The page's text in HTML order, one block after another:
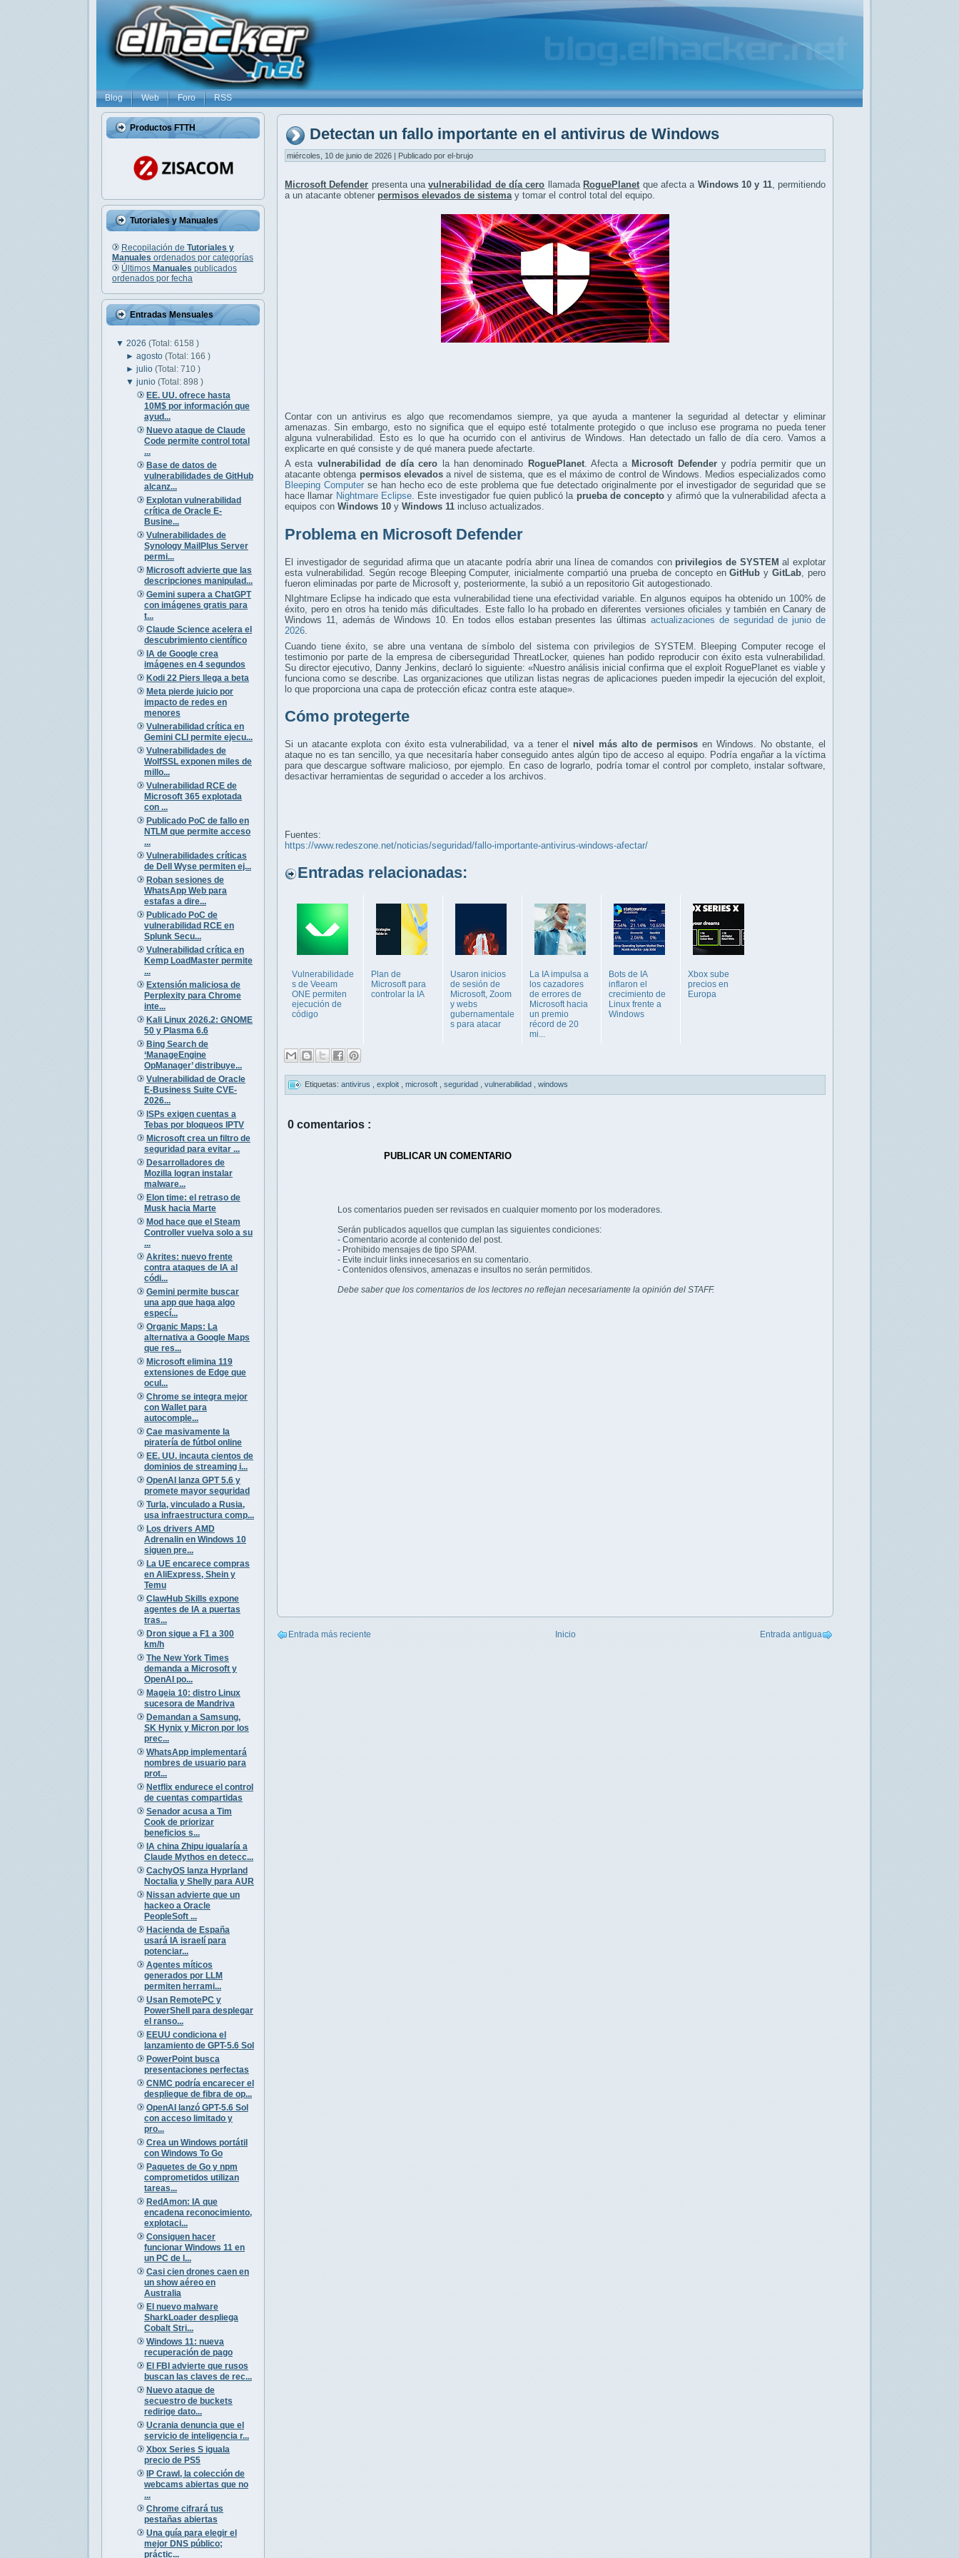
Blog Web Foro RSS
Productos FTTH
Tutoriales y Manuales
Recopilación de Tutoriales y
Manuales ordenados por categorías
Últimos Manuales publicados
ordenados por fecha
Entradas Mensuales
▼ 2026 (Total: 6158 )
►agosto(Total: 166 )
►julio(Total: 710 )
▼junio(Total: 898 )
EE. UU. ofrece hasta
10M$ por información que
ayud...
Nuevo ataque de Claude
Code permite control total
...
Base de datos de
vulnerabilidades de GitHub
alcanz...
Explotan vulnerabilidad
crítica de Oracle E-
Busine...
Vulnerabilidades de
Synology MailPlus Server
permi...
Microsoft advierte que las
descripciones manipulad...
Gemini supera a ChatGPT
con imágenes gratis para
t...
Claude Science acelera el
descubrimiento científico
IA de Google crea
imágenes en 4 segundos
Kodi 22 Piers llega a beta
Meta pierde juicio por
impacto de redes en
menores
Vulnerabilidad crítica en
Gemini CLI permite ejecu...
Vulnerabilidades de
WolfSSL exponen miles de
millo...
Vulnerabilidad RCE de
Microsoft 365 explotada
con ...
Publicado PoC de fallo en
NTLM que permite acceso
...
Vulnerabilidades críticas
de Dell Wyse permiten ej...
Roban sesiones de
WhatsApp Web para
estafas a dire...
Publicado PoC de
vulnerabilidad RCE en
Splunk Secu...
Vulnerabilidad crítica en
Kemp LoadMaster permite
...
Extensión maliciosa de
Perplexity para Chrome
inte...
Kali Linux 2026.2: GNOME
50 y Plasma 6.6
Bing Search de
‘ManageEngine
OpManager’ distribuye...
Vulnerabilidad de Oracle
E-Business Suite CVE-
2026...
ISPs exigen cuentas a
Tebas por bloqueos IPTV
Microsoft crea un filtro de
seguridad para evitar ...
Desarrolladores de
Mozilla logran instalar
malware...
Elon time: el retraso de
Musk hacia Marte
Mod hace que el Steam
Controller vuelva solo a su
...
Akrites: nuevo frente
contra ataques de IA al
códi...
Gemini permite buscar
una app que haga algo
especí...
Organic Maps: La
alternativa a Google Maps
que res...
Microsoft elimina 119
extensiones de Edge que
ocul...
Chrome se integra mejor
con Wallet para
autocomple...
Cae masivamente la
piratería de fútbol online
EE. UU. incauta cientos de
dominios de streaming i...
OpenAI lanza GPT 5.6 y
promete mayor seguridad
Turla, vinculado a Rusia,
usa infraestructura comp...
Los drivers AMD
Adrenalin en Windows 10
siguen pre...
La UE encarece compras
en AliExpress, Shein y
Temu
ClawHub Skills expone
agentes de IA a puertas
tras...
Dron sigue a F1 a 300
km/h
The New York Times
demanda a Microsoft y
OpenAI po...
Mageia 10: distro Linux
sucesora de Mandriva
Demandan a Samsung,
SK Hynix y Micron por los
prec...
WhatsApp implementará
nombres de usuario para
prot...
Netflix endurece el control
de cuentas compartidas
Senador acusa a Tim
Cook de priorizar
beneficios s...
IA china Zhipu igualaría a
Claude Mythos en detecc...
CachyOS lanza Hyprland
Noctalia y Shelly para AUR
Nissan advierte que un
hackeo a Oracle
PeopleSoft ...
Hacienda de España
usará IA israelí para
potenciar...
Agentes míticos
generados por LLM
permiten herrami...
Usan RemotePC y
PowerShell para desplegar
el ranso...
EEUU condiciona el
lanzamiento de GPT-5.6 Sol
PowerPoint busca
presentaciones perfectas
CNMC podría encarecer el
despliegue de fibra de op...
OpenAI lanzó GPT-5.6 Sol
con acceso limitado y
pro...
Crea un Windows portátil
con Windows To Go
Paquetes de Go y npm
comprometidos utilizan
tareas...
RedAmon: IA que
encadena reconocimiento,
explotaci...
Consiguen hacer
funcionar Windows 11 en
un PC de l...
Casi cien drones caen en
un show aéreo en
Australia
El nuevo malware
SharkLoader despliega
Cobalt Stri...
Windows 11: nueva
recuperación de pago
El FBI advierte que rusos
buscan las claves de rec...
Nuevo ataque de
secuestro de buckets
redirige dato...
Ucrania denuncia que el
servicio de inteligencia r...
Xbox Series S iguala
precio de PS5
IP Crawl, la colección de
webcams abiertas que no
...
Chrome cifrará tus
pestañas abiertas
Una guía para elegir el
mejor DNS público;
práctic...
Detectan un fallo importante en el antivirus de Windows
miércoles, 10 de junio de 2026 | Publicado por el-brujo
Microsoft Defender presenta unavulnerabilidad de día cero llamada RoguePlanet que afecta a Windows 10 y 11, permitiendo
a un atacante obtener permisos elevados de sistema y tomar el control total del equipo.
Contar con un antivirus es algo que recomendamos siempre, ya que ayuda a mantener la seguridad al detectar y eliminar
amenazas. Sin embargo, esto no significa que el equipo esté totalmente protegido o que incluso ese programa no pueda tener
alguna vulnerabilidad. Esto es lo que ha ocurrido con el antivirus de Windows. Han detectado un fallo de día cero. Vamos a
explicarte en qué consiste y de qué manera puede afectarte.
A esta vulnerabilidad de día cero la han denominado RoguePlanet. Afecta a Microsoft Defendery podría permitir que un
atacante obtenga permisos elevadosa nivel de sistema, que es el máximo de control de Windows. Medios especializados como
Bleeping Computerse han hecho eco de este problema que fue detectado originalmente por el investigador de seguridad que se
hace llamar Nightmare Eclipse. Este investigador fue quien publicó la prueba de concepto y afirmó que la vulnerabilidad afecta a
equipos con Windows 10 y Windows 11 incluso actualizados.
Problema en Microsoft Defender
El investigador de seguridad afirma que un atacante podría abrir una línea de comandos con privilegios de SYSTEM al explotar
esta vulnerabilidad. Según recoge Bleeping Computer, inicialmente compartió una prueba de concepto enGitHub yGitLab , pero
fueron eliminadas por parte de Microsoft y, posteriormente, la subió a un repositorio Git autogestionado.
NIghtmare Eclipse ha indicado que esta vulnerabilidad tiene una efectividad variable. En algunos equipos ha obtenido un 100% de
éxito, pero en otros ha tenido más dificultades. Este fallo lo ha probado en diferentes versiones oficiales y también en Canary de
Windows 11, además de Windows 10. En todos ellos estaban presentes las últimasactualizaciones de seguridad de junio de
2026.
Cuando tiene éxito, se abre una ventana de símbolo del sistema con privilegios de SYSTEM. Bleeping Computer recoge el
testimonio por parte de la empresa de ciberseguridad ThreatLocker, quienes han podido reproducir con éxito esta vulnerabilidad.
Su director ejecutivo, Danny Jenkins, declaró lo siguiente: «Nuestro análisis inicial confirma que el exploit RoguePlanet es viable y
funciona como se describe. Las organizaciones que utilizan listas negras de aplicaciones pueden impedir la ejecución del exploit,
lo que proporciona una capa de protección eficaz contra este ataque».
Cómo protegerte
Si un atacante explota con éxito esta vulnerabilidad, va a tener el nivel más alto de permisos en Windows. No obstante, el
ataque no es tan sencillo, ya que necesitaría haber conseguido antes algún tipo de acceso al equipo. Podría engañar a la víctima
para que descargue software malicioso, por ejemplo. En caso de lograrlo, podría tomar el control por completo, instalar software,
desactivar herramientas de seguridad o acceder a los archivos.
Fuentes:
https://www.redeszone.net/noticias/seguridad/fallo-importante-antivirus-windows-afectar/
Entradas relacionadas:
Vulnerabilidade
s de Veeam
ONE permiten
ejecución de
código
Plan de
Microsoft para
controlar la IA
Usaron inicios
de sesión de
Microsoft, Zoom
y webs
gubernamentale
s para atacar
La IA impulsa a
los cazadores
de errores de
Microsoft hacia
un premio
récord de 20
mi...
Bots de IA
inflaron el
crecimiento de
Linux frente a
Windows
Xbox sube
precios en
Europa
Etiquetas: antivirus exploit microsoft seguridad vulnerabilidad windows
0 comentarios :
PUBLICAR UN COMENTARIO
Los comentarios pueden ser revisados en cualquier momento por los moderadores.
Serán publicados aquellos que cumplan las siguientes condiciones:
- Comentario acorde al contenido del post.
- Prohibido mensajes de tipo SPAM.
- Evite incluir links innecesarios en su comentario.
- Contenidos ofensivos, amenazas e insultos no serán permitidos.
Debe saber que los comentarios de los lectores no reflejan necesariamente la opinión del STAFF.
Entrada más reciente Entrada antigua
Inicio